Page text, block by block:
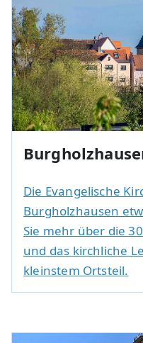
Die Evangelische
Burgholzhausen
Sie mehr über die
und das kirchliche
kleinstem Ortsteil.